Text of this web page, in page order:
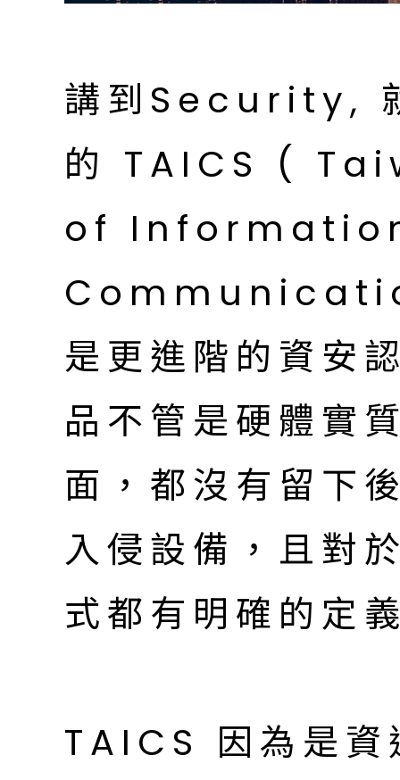
講到Security,
的 TAICS (
of
是更進階的資
品不管是硬體實
面，都沒有留
入侵設備，且對
式都有明確的定
TAICS 因為是資